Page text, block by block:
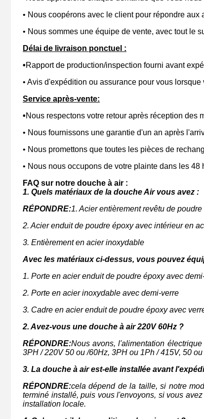
• Nous coopérons avec le client pour répondre
• Nous sommes une équipe de vente, avec tout le
Délai de livraison ponctuel :
•Rapport de production/inspection fourni avant
• Avis d'expédition ou assurance pour vous
Service après-vente:
•Nous respectons votre retour après réception des
• Nous fournissons une garantie d'un an après
• Nous promettons que toutes les pièces de
• Nous nous occupons de votre plainte dans les 48
FAQ sur notre douche à air :
1. Quels matériaux de la douche Air vous avez :
RÉPONDRE:1. Acier entièrement revêtu de
2. Acier enduit de poudre époxy avec intérieur en
3. Entièrement en acier inoxydable
Avec les matériaux ci-dessus, vous pouvez
1. Porte en acier enduit de poudre époxy avec
2. Porte en acier inoxydable avec demi-verre
3. Cadre en acier enduit de poudre époxy avec
2. Avez-vous une douche à air 220V 60Hz ?
RÉPONDRE:Nous avons, l'alimentation
3PH / 220V 50 ou /60Hz, 3PH ou 1Ph / 415V, 50
3. La douche à air est-elle installée avant
RÉPONDRE:cela dépend de la taille, si notre
terminé installé, puis vous l'envoyons, si vous
installation locale.